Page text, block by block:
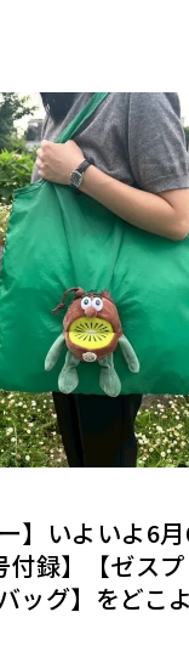
】いよいよ6
付録】【ゼス
ッグ】をどこ